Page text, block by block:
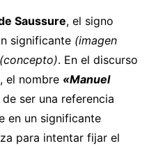
Saussure, el signo
significante (imagen
(concepto). En el discurso
el nombre «Manuel
ser una referencia
en un significante
para intentar fijar el